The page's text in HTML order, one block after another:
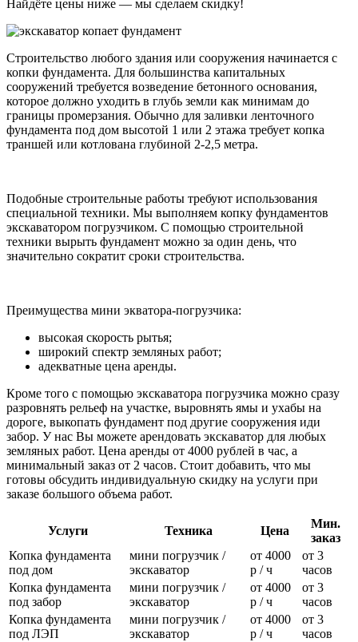
Найдёте цены ниже — мы сделаем скидку!
Строительство любого здания или сооружения начинается с
копки фундамента. Для большинства капитальных
сооружений требуется возведение бетонного основания,
которое должно уходить в глубь земли как минимам до
границы промерзания. Обычно для заливки ленточного
фундамента под дом высотой 1 или 2 этажа требует копка
траншей или котлована глубиной 2-2,5 метра.
Подобные строительные работы требуют использования
специальной техники. Мы выполняем копку фундаментов
экскаватором погрузчиком. С помощью строительной
техники вырыть фундамент можно за один день, что
значительно сократит сроки строительства.
Преимущества мини экватора-погрузчика:
высокая скорость рытья;
широкий спектр земляных работ;
адекватные цена аренды.
Кроме того с помощью экскаватора погрузчика можно сразу
разровнять рельеф на участке, выровнять ямы и ухабы на
дороге, выкопать фундамент под другие сооружения иди
забор. У нас Вы можете арендовать экскаватор для любых
земляных работ. Цена аренды от 4000 рублей в час, а
минимальный заказ от 2 часов. Стоит добавить, что мы
готовы обсудить индивидуальную скидку на услуги при
заказе большого объема работ.
Услуги Техника Цена
Мин.
заказ
Копка фундамента
под дом
мини погрузчик /
экскаватор
от 4000
р / ч
от 3
часов
Копка фундамента
под забор
мини погрузчик /
экскаватор
от 4000
р / ч
от 3
часов
Копка фундамента
под ЛЭП
мини погрузчик /
экскаватор
от 4000
р / ч
от 3
часов